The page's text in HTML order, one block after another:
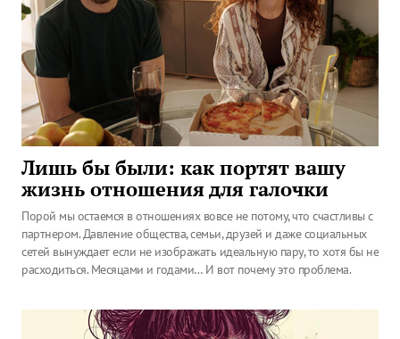
Лишь бы были: как портят вашу
жизнь отношения для галочки
Порой мы остаемся в отношениях вовсе не потому, что счастливы с
партнером. Давление общества, семьи, друзей и даже социальных
сетей вынуждает если не изображать идеальную пару, то хотя бы не
расходиться. Месяцами и годами… И вот почему это проблема.